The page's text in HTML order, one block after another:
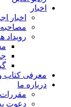
اخبار
اخبار
مصاحبه
رویداد
معرفی کتاب
درباره ما
مقررات
دعوت